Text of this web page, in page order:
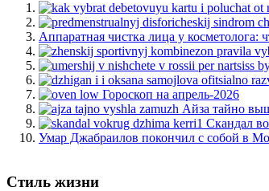
Аппаратная чистка лица у косметолога:
Гороскоп на апрель-2026
Айза тайно
Скандал
Умар Джабраилов покончил с собой в
Стиль жизни